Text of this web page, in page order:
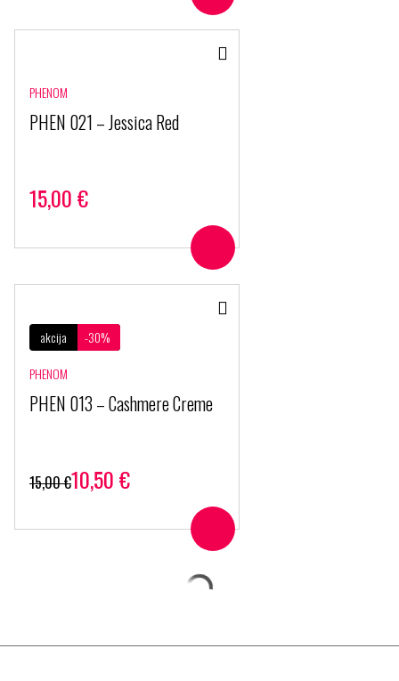
PHENOM
PHEN 021 – Jessica Red
15,00€
akcija
-30%
PHENOM
PHEN 013 – Cashmere Creme
15,00€10,50€